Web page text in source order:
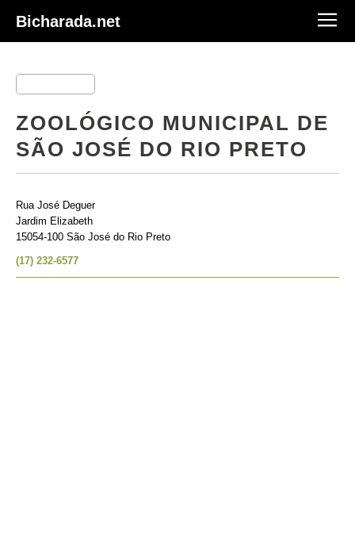
Bicharada.net
ZOOLÓGICO MUNICIPAL DE
SÃO JOSÉ DO RIO PRETO
Rua José Deguer
Jardim Elizabeth
15054-100 São José do Rio Preto
(17) 232-6577